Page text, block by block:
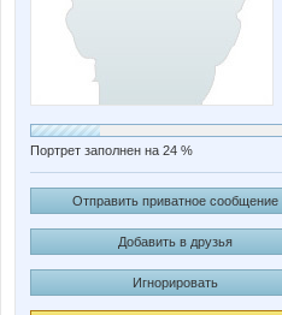
Портрет заполнен на 24 %
Отправить приватное сообщение
Добавить в друзья
Игнорировать